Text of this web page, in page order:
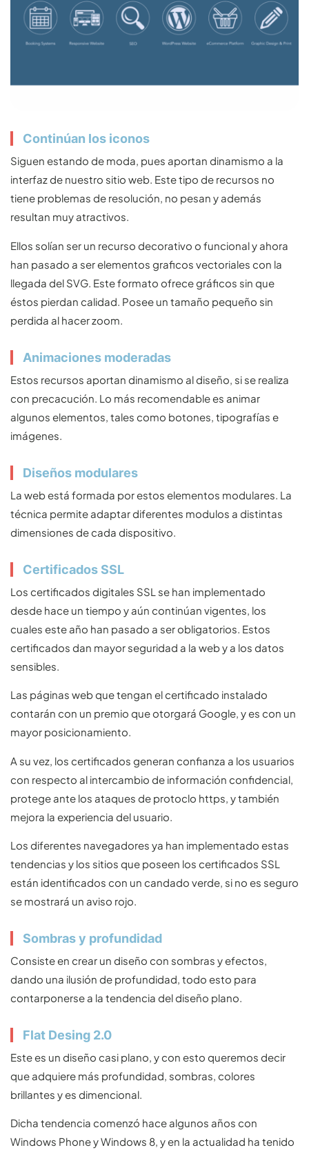
Continúan los iconos
Siguen estando de moda, pues aportan dinamismo a la
interfaz de nuestro sitio web. Este tipo de recursos no
tiene problemas de resolución, no pesan y además
resultan muy atractivos.
Ellos solían ser un recurso decorativo o funcional y ahora
han pasado a ser elementos graficos vectoriales con la
llegada del SVG. Este formato ofrece gráficos sin que
éstos pierdan calidad. Posee un tamaño pequeño sin
perdida al hacer zoom.
Animaciones moderadas
Estos recursos aportan dinamismo al diseño, si se realiza
con precacución. Lo más recomendable es animar
algunos elementos, tales como botones, tipografías e
imágenes.
Diseños modulares
La web está formada por estos elementos modulares. La
técnica permite adaptar diferentes modulos a distintas
dimensiones de cada dispositivo.
Certificados SSL
Los certificados digitales SSL se han implementado
desde hace un tiempo y aún continúan vigentes, los
cuales este año han pasado a ser obligatorios. Estos
certificados dan mayor seguridad a la web y a los datos
sensibles.
Las páginas web que tengan el certificado instalado
contarán con un premio que otorgará Google, y es con un
mayor posicionamiento.
A su vez, los certificados generan confianza a los usuarios
con respecto al intercambio de información confidencial,
protege ante los ataques de protoclo https, y también
mejora la experiencia del usuario.
Los diferentes navegadores ya han implementado estas
tendencias y los sitios que poseen los certificados SSL
están identificados con un candado verde, si no es seguro
se mostrará un aviso rojo.
Sombras y profundidad
Consiste en crear un diseño con sombras y efectos,
dando una ilusión de profundidad, todo esto para
contarponerse a la tendencia del diseño plano.
Flat Desing 2.0
Este es un diseño casi plano, y con esto queremos decir
que adquiere más profundidad, sombras, colores
brillantes y es dimencional.
Dicha tendencia comenzó hace algunos años con
Windows Phone y Windows 8, y en la actualidad ha tenido